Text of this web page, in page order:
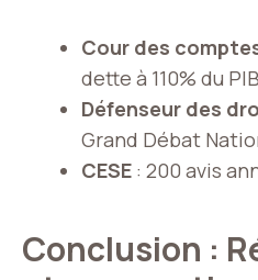
Cour des
dette à 110% du
Défenseur des
Grand Débat
CESE : 200 avis
Conclusion :